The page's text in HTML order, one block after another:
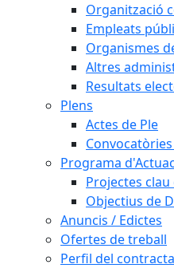
Organització
Empleats
Organismes
Altres
Resultats
Plens
Actes de Ple
Programa
Projectes clau
Objectius de
Anuncis / Edictes
Ofertes de treball
Perfil del